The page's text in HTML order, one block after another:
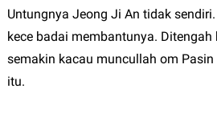
Untungnya Jeong Ji An tidak
kece badai membantunya.
semakin kacau muncullah om
itu.